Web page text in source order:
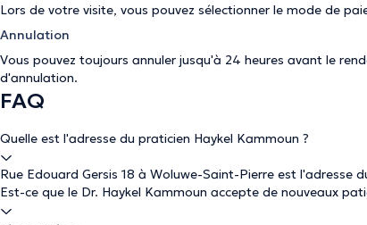
Lors de votre visite, vous pouvez sélectionner le mode de
Annulation
Vous pouvez toujours annuler jusqu'à 24 heures avant le
d'annulation.
FAQ
Quelle est l'adresse du praticien Haykel Kammoun ?
Rue Edouard Gersis 18 à Woluwe-Saint-Pierre est l'adresse
Est-ce que le Dr. Haykel Kammoun accepte de nouveaux